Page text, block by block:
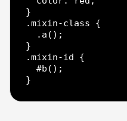
}
.mixin-class {
}
.mixin-id {
  #b();